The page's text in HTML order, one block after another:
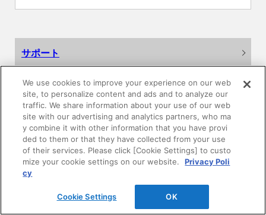
サポート
よくあるご質問
カタログ閲覧・資料請求
各種データダウンロード
WEB見積・各種シミュレーション
交換用部品の購入
We use cookies to improve your experience on our web
site, to personalize content and ads and to analyze our
traffic. We share information about your use of our web
site with our advertising and analytics partners, who ma
y combine it with other information that you have provi
ded to them or that they have collected from your use
of their services. Please click [Cookie Settings] to custo
mize your cookie settings on our website.
Privacy Poli
cy
Cookie Settings OK